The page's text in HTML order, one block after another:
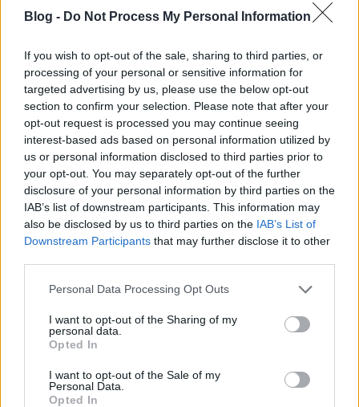
Blog - Do Not Process My Personal Information
If you wish to opt-out of the sale, sharing to third parties, or
processing of your personal or sensitive information for
targeted advertising by us, please use the below opt-out
section to confirm your selection. Please note that after your
opt-out request is processed you may continue seeing
interest-based ads based on personal information utilized by
us or personal information disclosed to third parties prior to
your opt-out. You may separately opt-out of the further
disclosure of your personal information by third parties on the
IAB’s list of downstream participants. This information may
also be disclosed by us to third parties on the IAB’s List of
Downstream Participants that may further disclose it to other
Please note that this website/app uses one or more Google
not limited to your visit or usage behaviour. You may click to
grant or deny consent to Google and its third-party tags to
use your data for below specified purposes in below Google
consent section.
Personal Data Processing Opt Outs
I want to opt-out of the Sharing of my
personal data.
Opted In
I want to opt-out of the Sale of my
Personal Data.
Opted In
ennél már csak az a szebb, ha még meg is kell
időközönként. valamint hogy egyik helyen elég 1
számjegy, de van ahol kettőt kérnek (pl.
magyarország.hu ügyfélkapu).
tehát ma, amikor legalább 20 helyen kérnek jelszót,
az erős jelszóval csak azt érik el, hogy egyetlen egy
jelszót használsz mindenhová. ez pedig minden, csak
nem biztonság.
_akos
17 éve
Maszkolatlan jelszónál a böngésző által mentett
Gyulus
17 éve